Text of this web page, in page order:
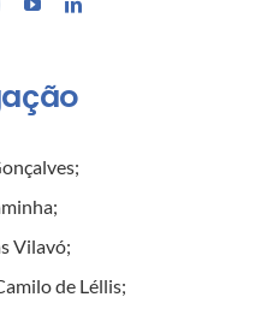
;
;
Vilavó;
de Léllis;